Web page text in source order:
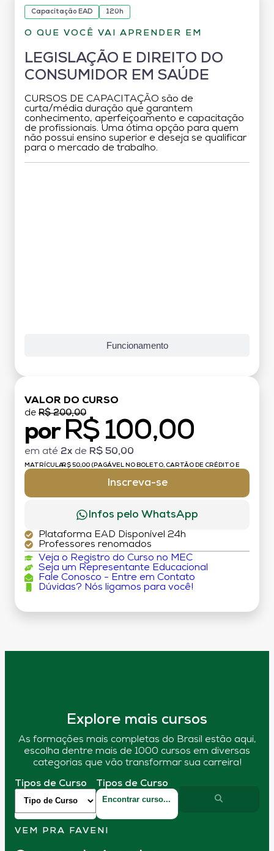
Capacitação EAD 120h
O QUE VOCÊ VAI APRENDER EM
LEGISLAÇÃO E DIREITO DO
CONSUMIDOR EM SAÚDE
CURSOS DE CAPACITAÇÃO são de
curta/média duração que garantem
conhecimento, aperfeiçoamento e capacitação
de profissionais. Uma ótima opção para quem
não possui ensino superior e deseja se qualificar
para o mercado de trabalho.
Funcionamento
VALOR DO CURSO
de R$ 200,00
por R$ 100,00
em até 2x de R$ 50,00
MATRÍCULA:R$ 50,00 (PAGÁVEL NO BOLETO, CARTÃO DE CRÉDITO E
Inscreva-se
Infos pelo WhatsApp
Plataforma EAD Disponível 24h
Professores renomados
Veja o Registro do Curso no MEC
Seja um Representante Educacional
Fale Conosco - Entre em Contato
Dúvidas? Nós ligamos para você!
Explore mais cursos
As formações mais completas do Brasil estão aqui,
escolha dentre mais de 1000 cursos em diversas
categorias que vão transformar sua carreira!
Tipos de Curso Tipos de Curso
VEM PRA FAVENI